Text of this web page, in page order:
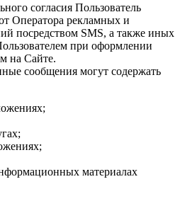
согласия Пользователь
Оператора рекламных и
посредством SMS, а также иных
при оформлении
на Сайте.
сообщения могут содержать
материалах